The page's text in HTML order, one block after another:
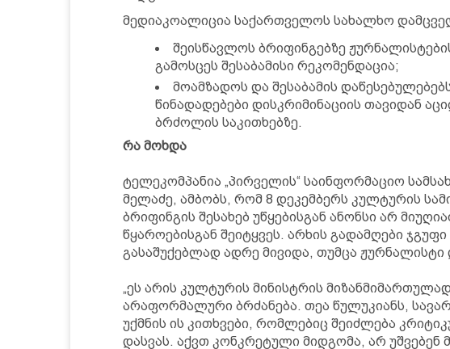
მედიაკოალიცია საქართველოს სახალხო
შეისწავლოს ბრიფინგებზე
გამოსცეს შესაბამისი რეკომენდაცია;
მოამზადოს და შესაბამის
წინადადებები დისკრიმინაციის თავიდან
ბრძოლის საკითხებზე.
რა მოხდა
ტელეკომპანია „პირველის“ საინფორმაციო
მელაძე, ამბობს, რომ 8 დეკემბერს კულტურის
ბრიფინგის შესახებ უწყებისგან ანონსი არ
წყაროებისგან შეიტყვეს. არხის გადამღები
გასაშუქებლად ადრე მივიდა, თუმცა ჟურნალისტი
„ეს არის კულტურის მინისტრის
არაფორმალური ბრძანება. თეა წულუკიანს,
უქმნის ის კითხვები, რომლებიც შეიძლება
დასვას. აქვთ კონკრეტული მიდგომა, არ